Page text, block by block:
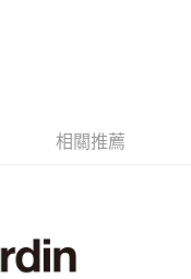
相關推薦